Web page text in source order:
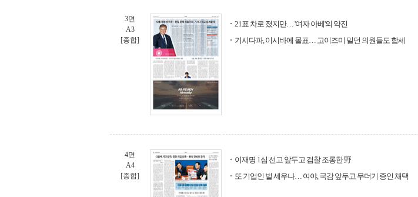
3면
A3
[종합]
21표 차로 졌지만… '여자 아베'의 약진
기시다파, 이시바에 몰표… 고이즈미 밀던 의원들도 합세
4면
A4
[종합]
이재명 1심 선고 앞두고 검찰 조롱한 野
또 기업인 벌 세우나… 여야, 국감 앞두고 무더기 증인 채택